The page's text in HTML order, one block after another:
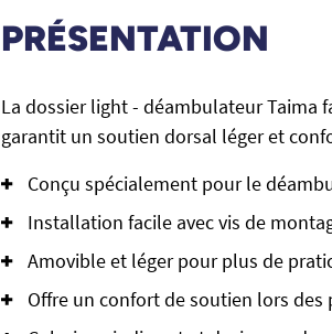
PRÉSENTATION
La dossier light - déambulateur Taima
garantit un soutien dorsal léger et
Conçu spécialement pour le
Installation facile avec vis de
Amovible et léger pour plus de
Offre un confort de soutien lors des